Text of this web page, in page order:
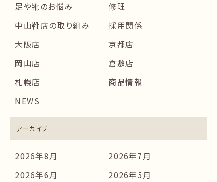
足や靴のお悩み
修理
中山靴店の取り組み
採用関係
大阪店
京都店
岡山店
倉敷店
札幌店
商品情報
NEWS
アーカイブ
2026年8月
2026年7月
2026年6月
2026年5月